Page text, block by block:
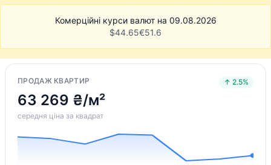
Комерційні курси валют на 09.08.2026
$44.65€51.6
ПРОДАЖ КВАРТИР ↑ 2.5%
63 269 ₴/м²
середня ціна за квадрат